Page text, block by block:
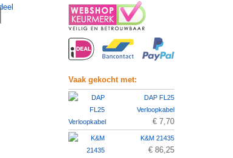
Vaak gekocht met:
DAP FL25
Verloopkabel
€ 7,70
K&M 21435
€ 86,25